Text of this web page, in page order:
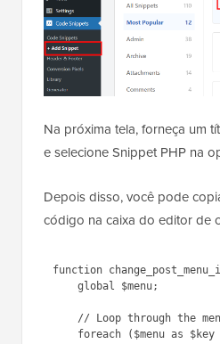
Na próxima tela, forneça um
e selecione Snippet PHP na
Depois disso, você pode
código na caixa do editor de
function